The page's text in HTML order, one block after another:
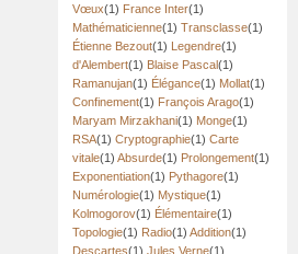
Vœux(1) France Inter(1)
Mathématicienne(1) Transclasse(1)
Étienne Bezout(1) Legendre(1)
d'Alembert(1) Blaise Pascal(1)
Ramanujan(1) Élégance(1) Mollat(1)
Confinement(1) François Arago(1)
Maryam Mirzakhani(1) Monge(1)
RSA(1) Cryptographie(1) Carte
vitale(1) Absurde(1) Prolongement(1)
Exponentiation(1) Pythagore(1)
Numérologie(1) Mystique(1)
Kolmogorov(1) Élémentaire(1)
Topologie(1) Radio(1) Addition(1)
Descartes(1) Jules Verne(1)